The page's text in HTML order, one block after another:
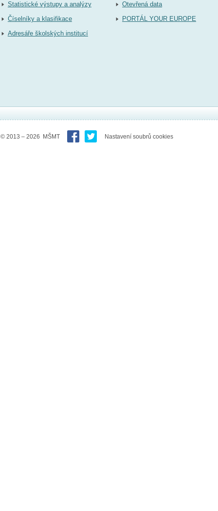
Statistické výstupy a analýzy
Číselníky a klasifikace
Adresáře školských institucí
Otevřená data
PORTÁL YOUR EUROPE
© 2013 – 2026 MŠMT Nastavení soubrů cookies